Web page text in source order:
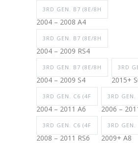
3RD GEN. B7 (8E/8H
2004 – 2008 A4
3RD GEN. B7 (8E/8H
2004 – 2009 RS4
3RD GEN. B7 (8E/8H
2004 – 2009 S4
3RD
2015+
3RD GEN. C6 (4F
2004 – 2011 A6
3RD GEN.
2006 –
3RD GEN. C6 (4F
2008 – 2011 RS6
3RD GEN.
2009+ A8